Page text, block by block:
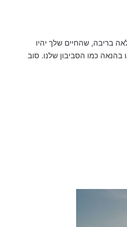
בריבה, שהחיים שלך יהיו
כמו הסביבון שלנו. סוב